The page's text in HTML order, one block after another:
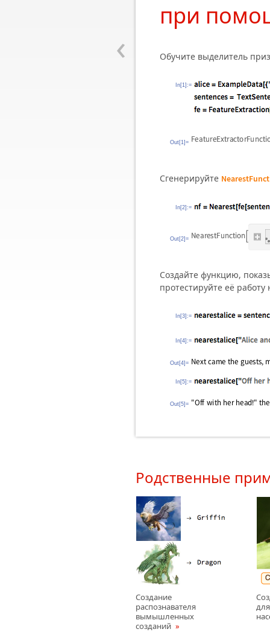
‹
при
Обучите выделитель
In[1]:=
Out[1]=
Сгенерируйте
In[2]:=
Out[2]=
Создайте функцию,
протестируйте её
In[3]:=
In[4]:=
Out[4]=
In[5]:=
Out[5]=
Родственные
Создание
распознавателя
вымышленных
созданий